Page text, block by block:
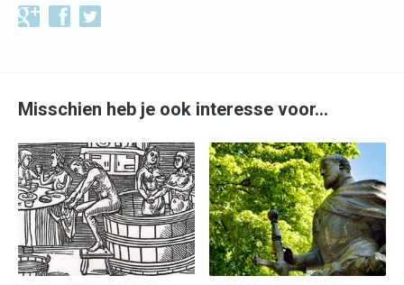
Misschien heb je ook interesse voor…